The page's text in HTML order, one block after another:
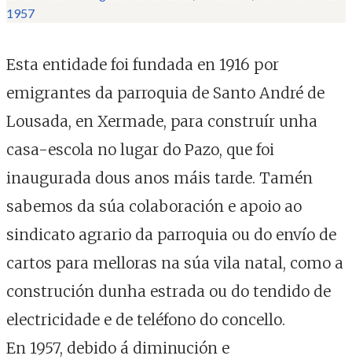
Esta entidade foi fundada en 1916 por
emigrantes da parroquia de Santo André de
Lousada, en Xermade, para construír unha
casa-escola no lugar do Pazo, que foi
inaugurada dous anos máis tarde. Tamén
sabemos da súa colaboración e apoio ao
sindicato agrario da parroquia ou do envío de
cartos para melloras na súa vila natal, como a
construción dunha estrada ou do tendido de
electricidade e de teléfono do concello.
En 1957, debido á diminución e